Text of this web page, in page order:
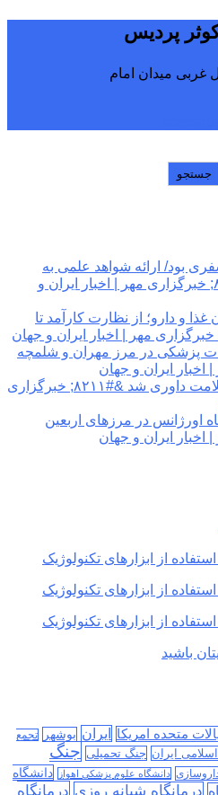
پردیس
جستجو
بود/ ارائه شواهد علمی به
مجامع بین‌الملل &#۸۲۱۱; خبرگزاری مهر | اخبار ایران و
و دارو؛ از نظارت کارآمد تا
پزشکی در مرز مهران و شلمچه
آثار جشنواره رسانه و سلامت داوری شد &#۸۲۱۱; خبرگزاری
بیش از ۶۶۰ پایگاه اورژانس در مرزهای اربعین
از ابزارهای تکنولوژیک
از ابزارهای تکنولوژیک
از ابزارهای تکنولوژیک
باشید
متحده امریکا ایران بوشهر
تجمع
ایران جنگ تحمیلی جنگ
دانشگاه علوم پزشکی اهواز
دانشگاه
درمانگاه شبانه روزی درمانگاه